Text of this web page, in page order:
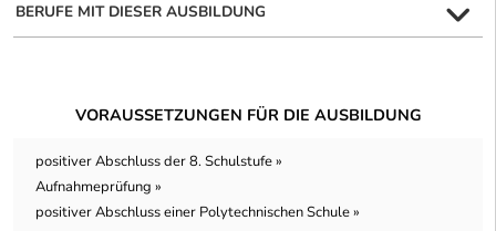
BERUFE MIT DIESER AUSBILDUNG
VORAUSSETZUNGEN FÜR DIE AUSBILDUNG
positiver Abschluss der 8. Schulstufe »
Aufnahmeprüfung »
positiver Abschluss einer Polytechnischen Schule »